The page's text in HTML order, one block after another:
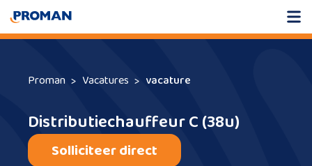
Proman Vacatures vacature
Distributiechauffeur C (38u)
Solliciteer direct